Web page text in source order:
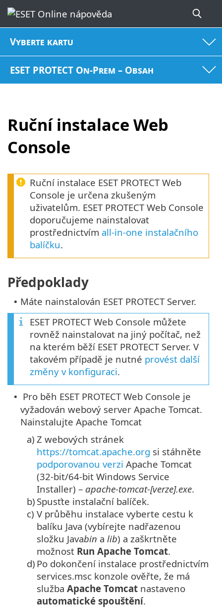
Vyberte kartu
ESET PROTECT On-Prem – Obsah
Ruční instalace Web
Console
Ruční instalace ESET PROTECT Web
Console je určena zkušeným
uživatelům. ESET PROTECT Web Console
doporučujeme nainstalovat
prostřednictvím all-in-one instalačního
balíčku.
Předpoklady
• Máte nainstalován ESET PROTECT Server.
ESET PROTECT Web Console můžete
rovněž nainstalovat na jiný počítač, než
na kterém běží ESET PROTECT Server. V
takovém případě je nutné provést další
změny v konfiguraci.
•
Pro běh ESET PROTECT Web Console je
vyžadován webový server Apache Tomcat.
Nainstalujte Apache Tomcat
a) Z webových stránek
https://tomcat.apache.org si stáhněte
podporovanou verzi Apache Tomcat
(32-bit/64-bit Windows Service
Installer) – apache-tomcat-[verze].exe.
b) Spusťte instalační balíček.
c) V průběhu instalace vyberte cestu k
balíku Java (vybírejte nadřazenou
složku Javabin a lib) a zaškrtněte
možnost Run Apache Tomcat.
d) Po dokončení instalace prostřednictvím
services.msc konzole ověřte, že má
služba Apache Tomcat nastaveno
automatické spouštění.